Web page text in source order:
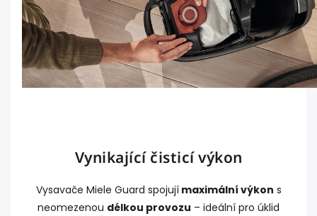
Vynikající čisticí výkon
Vysavače Miele Guard spojují maximální výkon s
neomezenou délkou provozu – ideální pro úklid